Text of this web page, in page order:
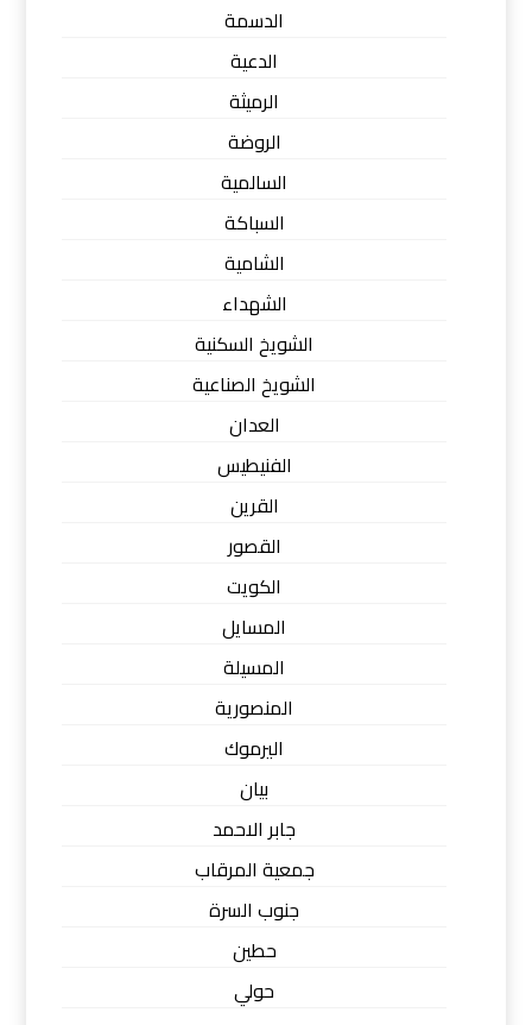
الدسمة
الدعية
الرميثة
الروضة
السالمية
السباكة
الشامية
الشهداء
الشويخ السكنية
الشويخ الصناعية
العدان
الفنيطيس
القرين
القصور
الكويت
المسايل
المسيلة
المنصورية
اليرموك
بيان
جابر الاحمد
جمعية المرقاب
جنوب السرة
حطين
حولي